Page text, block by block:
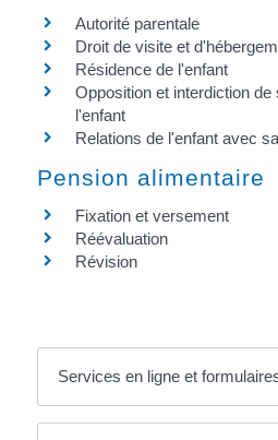
Autorité parentale
Droit de visite et
Résidence de l'enfant
Opposition et interdiction de
l'enfant
Relations de l'enfant avec
Pension alimentaire
Fixation et versement
Réévaluation
Révision
Services en ligne et